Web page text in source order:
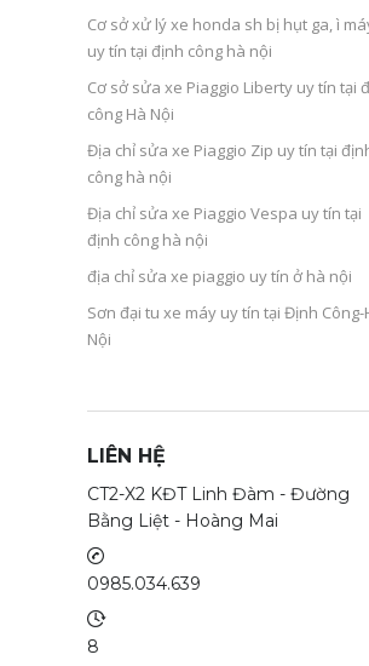
Cơ sở xử lý xe honda sh bị hụt ga, ì
uy tín tại định công hà nội
Cơ sở sửa xe Piaggio Liberty uy tín tại
công Hà Nội
Địa chỉ sửa xe Piaggio Zip uy tín tại
công hà nội
Địa chỉ sửa xe Piaggio Vespa uy tín tại
định công hà nội
địa chỉ sửa xe piaggio uy tín ở hà nội
Sơn đại tu xe máy uy tín tại Định Công-
Nội
LIÊN HỆ
CT2-X2 KĐT Linh Đàm - Đường
Bằng Liệt - Hoàng Mai
0985.034.639
8